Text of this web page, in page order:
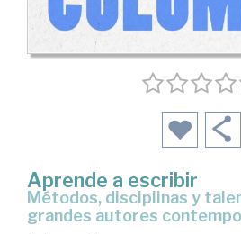
Aprende a escribir
Métodos, disciplinas y talentos de los
grandes autores